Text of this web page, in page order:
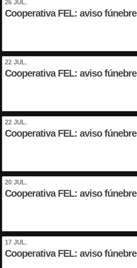
26 JUL.
Cooperativa FEL: aviso fúnebre
22 JUL.
Cooperativa FEL: aviso fúnebre
22 JUL.
Cooperativa FEL: aviso fúnebre
20 JUL.
Cooperativa FEL: aviso fúnebre
17 JUL.
Cooperativa FEL: aviso fúnebre